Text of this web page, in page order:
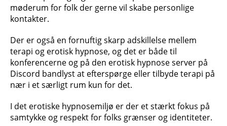
møderum for folk der gerne vil skabe personlige
kontakter.
Der er også en fornuftig skarp adskillelse mellem
terapi og erotisk hypnose, og det er både til
konferencerne og på den erotisk hypnose server på
Discord bandlyst at efterspørge eller tilbyde terapi på
nær i et særligt rum kun for det.
I det erotiske hypnosemiljø er der et stærkt fokus på
samtykke og respekt for folks grænser og identiteter.